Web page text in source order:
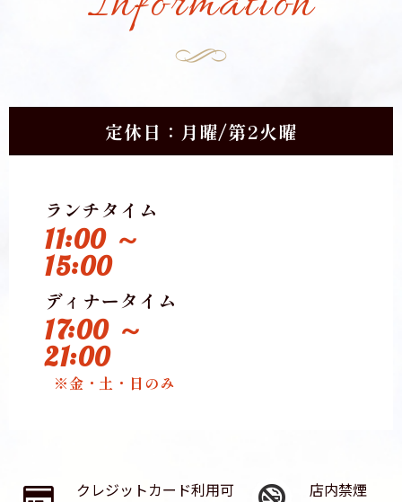
定休日：月曜/第2火曜
ランチタイム
11:00 ～
15:00
ディナータイム
17:00 ～
21:00
※金・土・日のみ
クレジットカード利用可 店内禁煙